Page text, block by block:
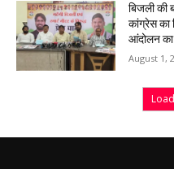
बिजली की
कांग्रेस का
आंदोलन का
August 1,